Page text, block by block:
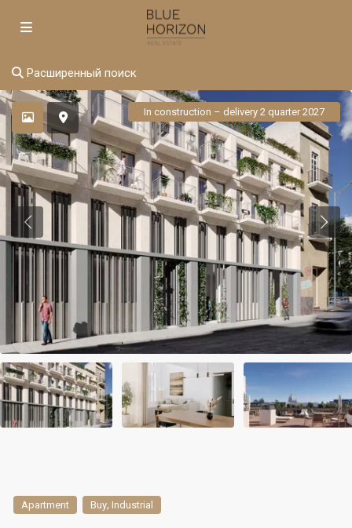
Расширенный поиск
In construction – delivery 2 quarter 2027
Apartment Buy, Industrial